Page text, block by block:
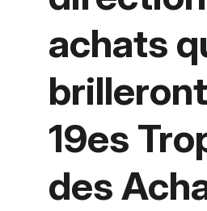
achats
19es
des